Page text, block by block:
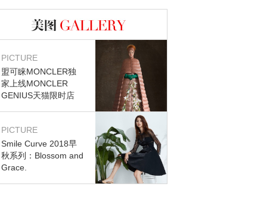
图库
PICTURE
盟可睐MONCLER独
家上线MONCLER
GENIUS天猫限时店
PICTURE
Smile Curve 2018早
秋系列：Blossom and
Grace.